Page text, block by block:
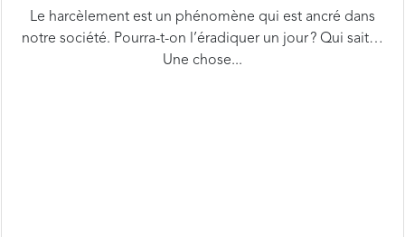
notre société. Pourra-t-on l’éradiquer un jour ? Qui sait…
Une chose...